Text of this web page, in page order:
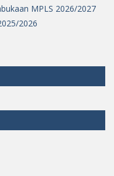
MPLS 2026/2027
2026